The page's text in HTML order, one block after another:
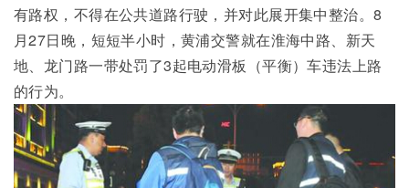
有路权，不得在公共道路行驶，并对此展开集中整治。8
月27日晚，短短半小时，黄浦交警就在淮海中路、新天
地、龙门路一带处罚了3起电动滑板（平衡）车违法上路
的行为。